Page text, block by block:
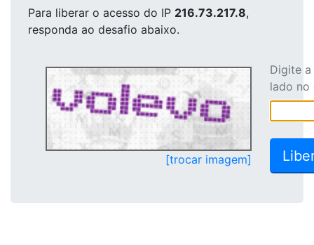
Para liberar o acesso do IP 216.73.217.8,
responda ao desafio abaixo.
[trocar imagem]
Digite
lado no